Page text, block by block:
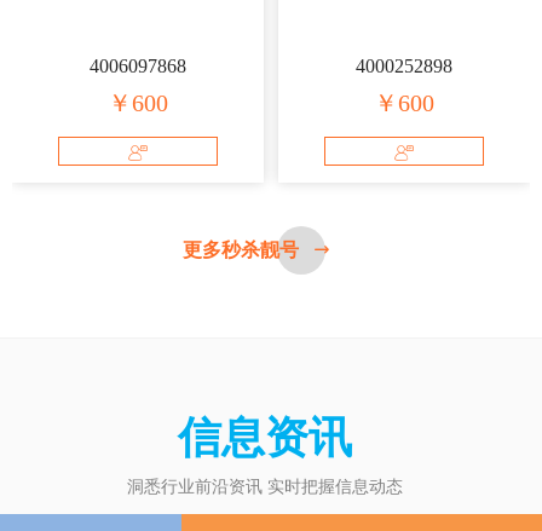
4006097868
￥600
4000252898
￥600
更多秒杀靓号
信息资讯
洞悉行业前沿资讯 实时把握信息动态